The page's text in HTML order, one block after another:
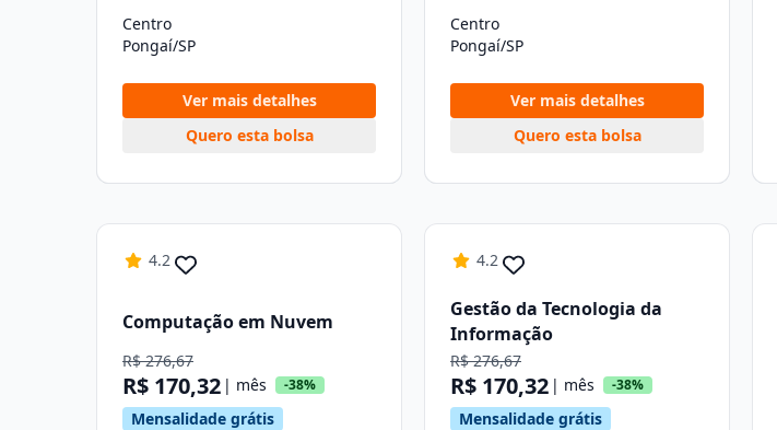
Centro
Pongaí/SP
Ver mais detalhes
Quero esta bolsa
Centro
Pongaí/SP
Ver mais detalhes
Quero esta bolsa
4.2
Computação em Nuvem
R$ 276,67
R$ 170,32 | mês -38%
Mensalidade grátis
4.2
Gestão da Tecnologia da
Informação
R$ 276,67
R$ 170,32 | mês -38%
Mensalidade grátis